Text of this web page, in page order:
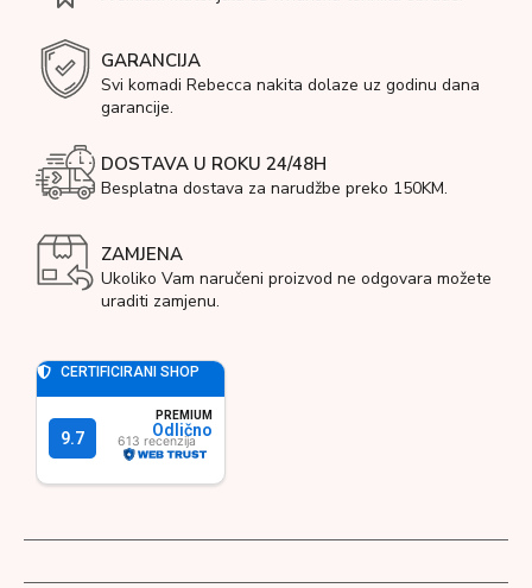
GARANCIJA
Svi komadi Rebecca nakita dolaze uz godinu dana
garancije.
DOSTAVA U ROKU 24/48H
Besplatna dostava za narudžbe preko 150KM.
ZAMJENA
Ukoliko Vam naručeni proizvod ne odgovara možete
uraditi zamjenu.